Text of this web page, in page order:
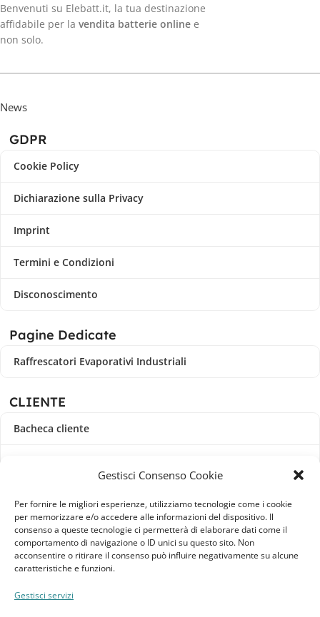
Gestisci Consenso Cookie
Per fornire le migliori esperienze, utilizziamo tecnologie come i cookie
per memorizzare e/o accedere alle informazioni del dispositivo. Il
consenso a queste tecnologie ci permetterà di elaborare dati come il
comportamento di navigazione o ID unici su questo sito. Non
acconsentire o ritirare il consenso può influire negativamente su alcune
caratteristiche e funzioni.
Gestisci servizi
Benvenuti su Elebatt.it, la tua destinazione
affidabile per la vendita batterie online e
non solo.
News
GDPR
Cookie Policy
Dichiarazione sulla Privacy
Imprint
Termini e Condizioni
Disconoscimento
Pagine Dedicate
Raffrescatori Evaporativi Industriali
CLIENTE
Bacheca cliente
Indirizzi
Metodi di pagamento
Dettagli account